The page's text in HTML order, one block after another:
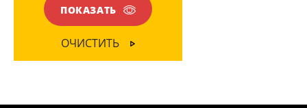
ПОКАЗАТЬ
ОЧИСТИТЬ